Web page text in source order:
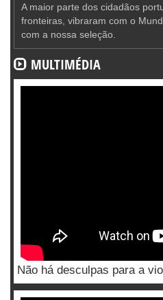
A maior parte dos cidadãos
fronteiras, vibraram com o
com a nossa seleção.
MULTIMÉDIA
Não há desculpas para a